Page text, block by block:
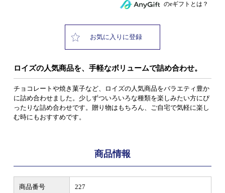
のeギフトとは？
お気に入りに登録
ロイズの人気商品を、手軽なボリュームで詰め合わせ。
チョコレートや焼き菓子など、ロイズの人気商品をバラエティ豊か
に詰め合わせました。少しずついろいろな種類を楽しみたい方にぴ
ったりな詰め合わせです。贈り物はもちろん、ご自宅で気軽に楽し
む時にもおすすめです。
商品情報
商品番号 227